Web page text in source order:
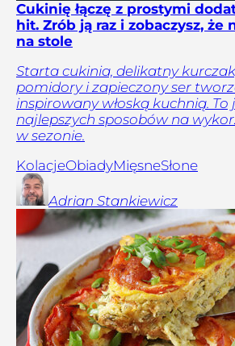
Cukinię łączę z prostymi
hit. Zrób ją raz i zobaczysz, że
na stole
Starta cukinia, delikatny
pomidory i zapieczony ser
inspirowany włoską kuchnią. To
najlepszych sposobów na
w sezonie.
KolacjeObiadyMięsneSłone
Adrian Stankiewicz